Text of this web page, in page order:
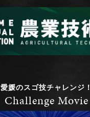
愛媛のスゴ技チャレンジ！
Challenge Movie